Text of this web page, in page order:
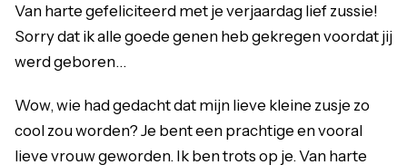
Van harte gefeliciteerd met je verjaardag lief zussie!
Sorry dat ik alle goede genen heb gekregen voordat jij
werd geboren…
Wow, wie had gedacht dat mijn lieve kleine zusje zo
cool zou worden? Je bent een prachtige en vooral
lieve vrouw geworden. Ik ben trots op je. Van harte